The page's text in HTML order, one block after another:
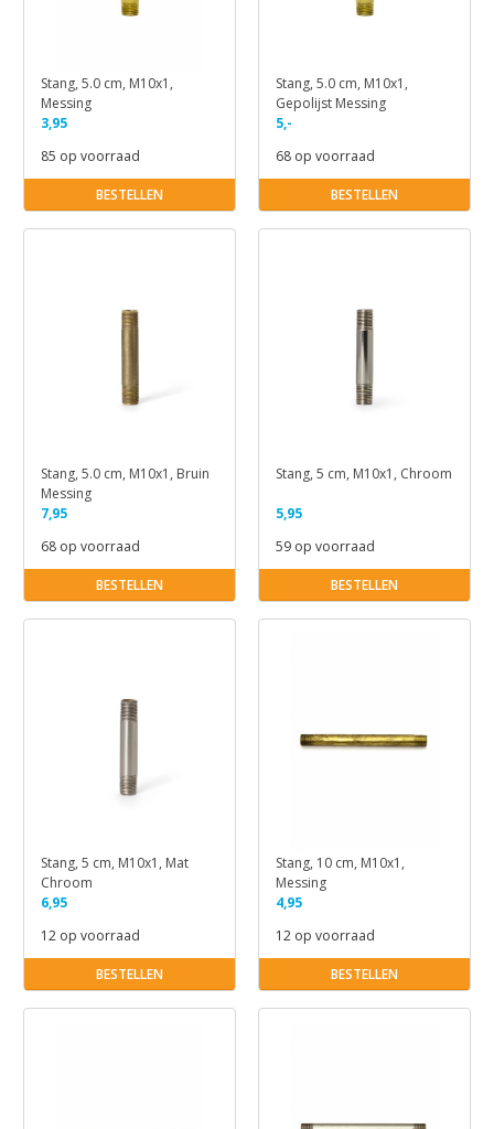
Stang, 5.0 cm, M10x1,
Messing
3,95
85 op voorraad
BESTELLEN
Stang, 5.0 cm, M10x1,
Gepolijst Messing
5,-
68 op voorraad
BESTELLEN
Stang, 5.0 cm, M10x1, Bruin
Messing
7,95
68 op voorraad
BESTELLEN
Stang, 5 cm, M10x1, Chroom
5,95
59 op voorraad
BESTELLEN
Stang, 5 cm, M10x1, Mat
Chroom
6,95
12 op voorraad
BESTELLEN
Stang, 10 cm, M10x1,
Messing
4,95
12 op voorraad
BESTELLEN